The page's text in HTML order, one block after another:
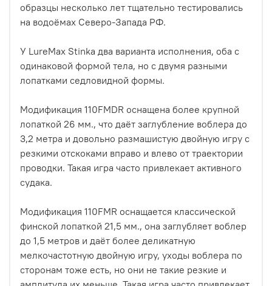
образцы несколько лет тщательно тестировались
на водоёмах Северо-Запада РФ.
У LureMax Stinka два варианта исполнения, оба с
одинаковой формой тела, но с двумя разными
лопатками седловидной формы.
Модификация 110FMDR оснащена более крупной
лопаткой 26 мм., что даёт заглубление воблера до
3,2 метра и довольно размашистую двойную игру с
резкими отскоками вправо и влево от траектории
проводки. Такая игра часто привлекает активного
судака.
Модификация 110FMR оснащается классической
финской лопаткой 21,5 мм., она заглубляет воблер
до 1,5 метров и даёт более деликатную
мелкочастотную двойную игру, уходы воблера по
сторонам тоже есть, но они не такие резкие и